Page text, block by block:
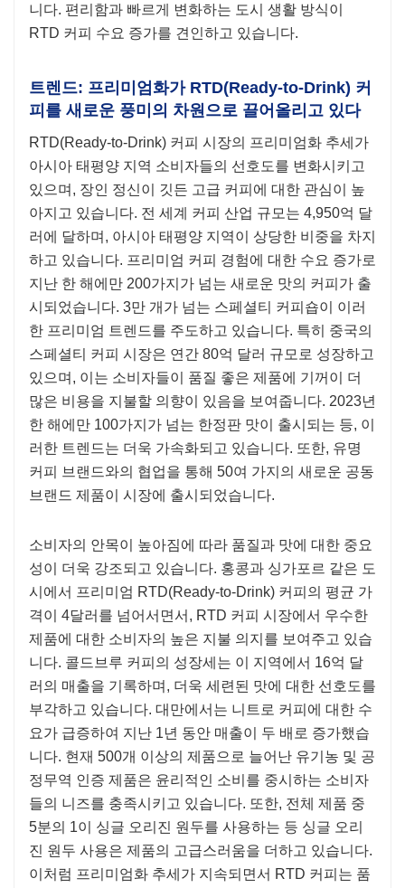
니다. 편리함과 빠르게 변화하는 도시 생활 방식이
RTD 커피 수요 증가를 견인하고 있습니다.
트렌드: 프리미엄화가 RTD(Ready-to-Drink) 커
피를 새로운 풍미의 차원으로 끌어올리고 있다
RTD(Ready-to-Drink) 커피 시장의 프리미엄화 추세가
아시아 태평양 지역 소비자들의 선호도를 변화시키고
있으며, 장인 정신이 깃든 고급 커피에 대한 관심이 높
아지고 있습니다. 전 세계 커피 산업 규모는 4,950억 달
러에 달하며, 아시아 태평양 지역이 상당한 비중을 차지
하고 있습니다. 프리미엄 커피 경험에 대한 수요 증가로
지난 한 해에만 200가지가 넘는 새로운 맛의 커피가 출
시되었습니다. 3만 개가 넘는 스페셜티 커피숍이 이러
한 프리미엄 트렌드를 주도하고 있습니다. 특히 중국의
스페셜티 커피 시장은 연간 80억 달러 규모로 성장하고
있으며, 이는 소비자들이 품질 좋은 제품에 기꺼이 더
많은 비용을 지불할 의향이 있음을 보여줍니다. 2023년
한 해에만 100가지가 넘는 한정판 맛이 출시되는 등, 이
러한 트렌드는 더욱 가속화되고 있습니다. 또한, 유명
커피 브랜드와의 협업을 통해 50여 가지의 새로운 공동
브랜드 제품이 시장에 출시되었습니다.
소비자의 안목이 높아짐에 따라 품질과 맛에 대한 중요
성이 더욱 강조되고 있습니다. 홍콩과 싱가포르 같은 도
시에서 프리미엄 RTD(Ready-to-Drink) 커피의 평균 가
격이 4달러를 넘어서면서, RTD 커피 시장에서 우수한
제품에 대한 소비자의 높은 지불 의지를 보여주고 있습
니다. 콜드브루 커피의 성장세는 이 지역에서 16억 달
러의 매출을 기록하며, 더욱 세련된 맛에 대한 선호도를
부각하고 있습니다. 대만에서는 니트로 커피에 대한 수
요가 급증하여 지난 1년 동안 매출이 두 배로 증가했습
니다. 현재 500개 이상의 제품으로 늘어난 유기농 및 공
정무역 인증 제품은 윤리적인 소비를 중시하는 소비자
들의 니즈를 충족시키고 있습니다. 또한, 전체 제품 중
5분의 1이 싱글 오리진 원두를 사용하는 등 싱글 오리
진 원두 사용은 제품의 고급스러움을 더하고 있습니다.
이처럼 프리미엄화 추세가 지속되면서 RTD 커피는 품